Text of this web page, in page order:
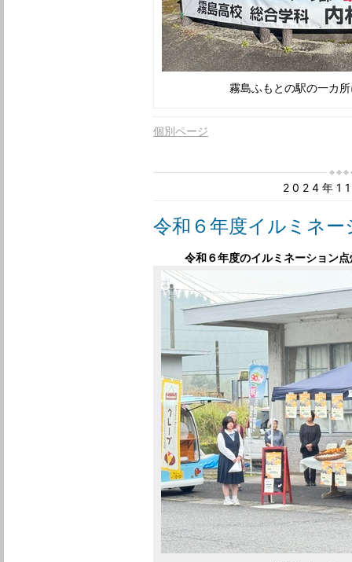
霧島ふもとの駅の一カ
個別ページ
2024年
令和６年度イルミネー
令和６年度のイルミネーション